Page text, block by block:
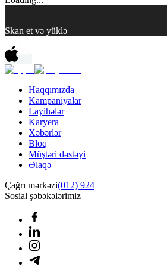
Skan et və yüklə
Haqqımızda
Kampaniyalar
Layihələr
Karyera
Xəbərlər
Bloq
Müştəri dəstəyi
Əlaqə
Çağrı mərkəzi(012) 924
Sosial şəbəkələrimiz